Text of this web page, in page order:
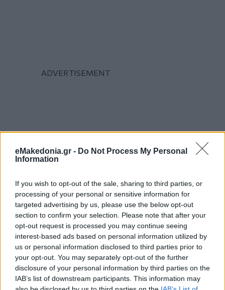
eMakedonia.gr - Do Not Process My Personal
Information
If you wish to opt-out of the sale, sharing to third parties, or
processing of your personal or sensitive information for
targeted advertising by us, please use the below opt-out
section to confirm your selection. Please note that after your
opt-out request is processed you may continue seeing
interest-based ads based on personal information utilized by
us or personal information disclosed to third parties prior to
your opt-out. You may separately opt-out of the further
disclosure of your personal information by third parties on the
IAB’s list of downstream participants. This information may